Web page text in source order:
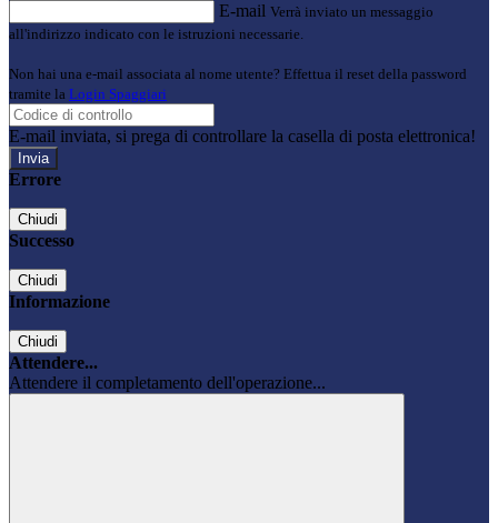
E-mail Verrà inviato un messaggio
all'indirizzo indicato con le istruzioni necessarie.
Non hai una e-mail associata al nome utente? Effettua il reset della password
tramite la Login Spaggiari
E-mail inviata, si prega di controllare la casella di posta elettronica!
Errore
Chiudi
Successo
Chiudi
Informazione
Chiudi
Attendere...
Attendere il completamento dell'operazione...